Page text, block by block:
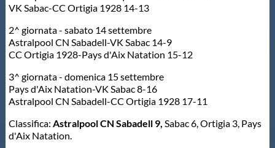
Intranet
Webmail
Contatti
Mappa del sito
VK Sabac-CC Ortigia 1928 14-13
2^ giornata - sabato 14 settembre
Astralpool CN Sabadell-VK Sabac 14-9
CC Ortigia 1928-Pays d'Aix Natation 15-12
3^ giornata - domenica 15 settembre
Pays d'Aix Natation-VK Sabac 8-16
Astralpool CN Sabadell-CC Ortigia 1928 17-11
Classifica: Astralpool CN Sabadell 9, Sabac 6, Ortigia 3, Pays
d'Aix Natation.